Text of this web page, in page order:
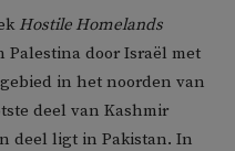
Hostile Homelands
Palestina door Israël met
in het noorden van
deel van Kashmir
deel ligt in Pakistan. In